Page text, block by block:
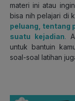
materi ini atau
bisa nih pelajari di
peluang, tentang
suatu kejadian.
untuk bantuin
soal-soal latihan